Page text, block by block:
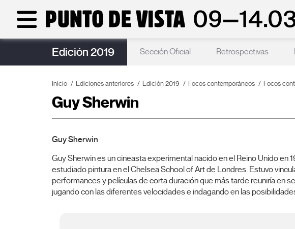
Edición 2019
Programa Educativo Sección Oficial Retrospectivas
Inicio Ediciones anteriores Edición 2019 Focos contemporáneos Focos
Guy Sherwin
Guy Sherwin
Guy Sherwin es un cineasta experimental nacido en el Reino Unido
estudiado pintura en el Chelsea School of Art de Londres. Estuvo
performances y películas de corta duración que más tarde reuniría en
jugando con las diferentes velocidades e indagando en las